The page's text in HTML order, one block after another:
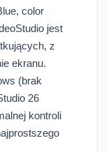
color
jest
z
ekranu.
(brak
26
kontroli